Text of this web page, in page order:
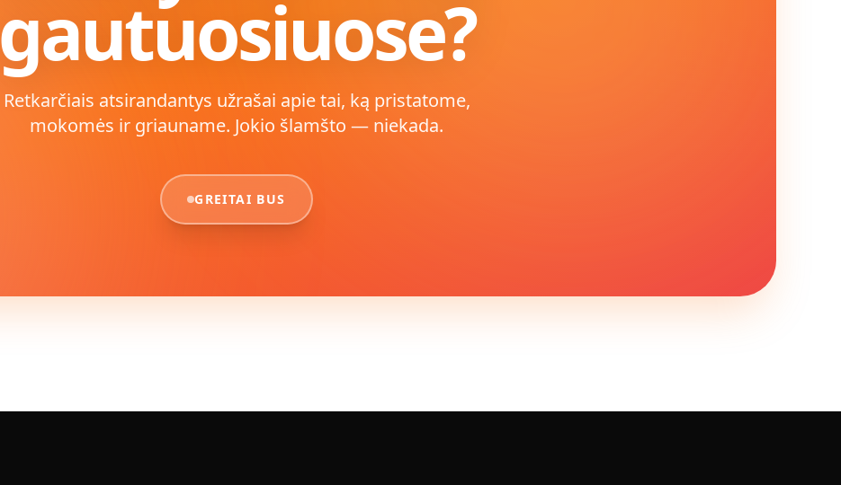
gautuosiuose?
Retkarčiais atsirandantys užrašai apie tai, ką pristatome,
mokomės ir griauname. Jokio šlamšto — niekada.
GREITAI BUS